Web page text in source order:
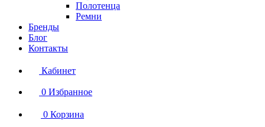
Полотенца
Ремни
Бренды
Блог
Контакты
Кабинет
0 Избранное
0 Корзина